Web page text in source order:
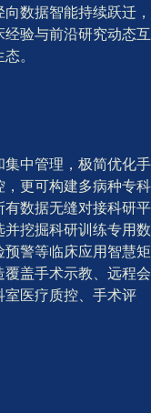
数据智能持续跃迁，
验与前沿研究动态互
。
中管理，极简优化手
更可构建多病种专科
数据无缝对接科研平
挖掘科研训练专用数
警等临床应用智慧矩
盖手术示教、远程会
医疗质控、手术评